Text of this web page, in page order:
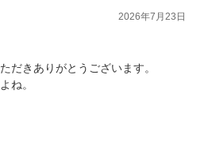
2026年7月23日
だきありがとうございます。
ね。
かいしていただいたお言葉（暑
に嬉しかったです(^^♪
一同お待ちしております。